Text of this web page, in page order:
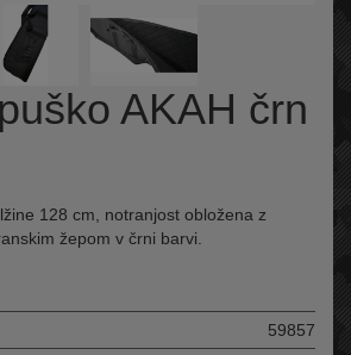
AKAH črn
128 cm, notranjost obložena z
žepom v črni barvi.
59857